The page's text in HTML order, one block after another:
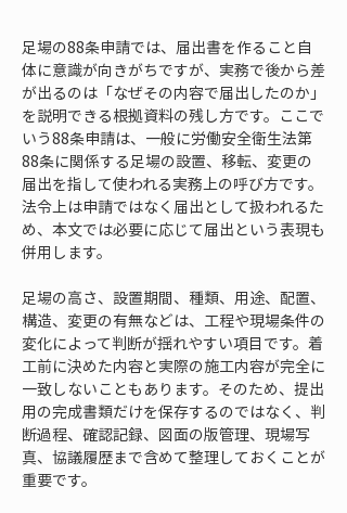
足場の88条申請では、届出書を作ること自
体に意識が向きがちですが、実務で後から差
が出るのは「なぜその内容で届出したのか」
を説明できる根拠資料の残し方です。ここで
いう88条申請は、一般に労働安全衛生法第
88条に関係する足場の設置、移転、変更の
届出を指して使われる実務上の呼び方です。
法令上は申請ではなく届出として扱われるた
め、本文では必要に応じて届出という表現も
併用します。
足場の高さ、設置期間、種類、用途、配置、
構造、変更の有無などは、工程や現場条件の
変化によって判断が揺れやすい項目です。着
工前に決めた内容と実際の施工内容が完全に
一致しないこともあります。そのため、提出
用の完成書類だけを保存するのではなく、判
断過程、確認記録、図面の版管理、現場写
真、協議履歴まで含めて整理しておくことが
重要です。